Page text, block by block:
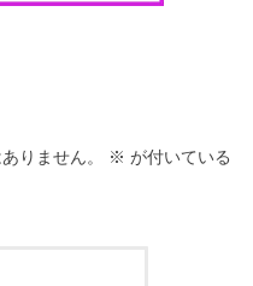
りません。 ※ が付いている